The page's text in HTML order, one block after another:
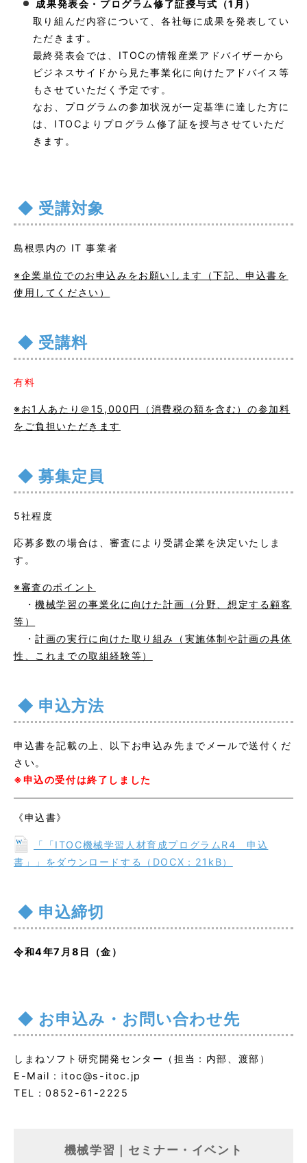
成果発表会・プログラム修了証授与式（1月）
取り組んだ内容について、各社毎に成果を発表してい
ただきます。
最終発表会では、ITOCの情報産業アドバイザーから
ビジネスサイドから見た事業化に向けたアドバイス等
もさせていただく予定です。
なお、プログラムの参加状況が一定基準に達した方に
は、ITOCよりプログラム修了証を授与させていただ
きます。
受講対象
島根県内の IT 事業者
※企業単位でのお申込みをお願いします（下記、申込書を
使用してください）
受講料
有料
※お1人あたり＠15,000円（消費税の額を含む）の参加料
をご負担いただきます
募集定員
5社程度
応募多数の場合は、審査により受講企業を決定いたしま
す。
※審査のポイント
・機械学習の事業化に向けた計画（分野、想定する顧客
等）
・計画の実行に向けた取り組み（実施体制や計画の具体
性、これまでの取組経験等）
申込方法
申込書を記載の上、以下お申込み先までメールで送付くだ
さい。
※申込の受付は終了しました
《申込書》
「「ITOC機械学習人材育成プログラムR4 申込
書」」をダウンロードする（DOCX：21kB）
申込締切
令和4年7月8日（金）
お申込み・お問い合わせ先
しまねソフト研究開発センター（担当：内部、渡部）
E-Mail : itoc@s-itoc.jp
TEL：0852-61-2225
機械学習｜セミナー・イベント